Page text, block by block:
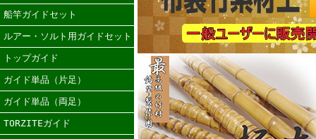
船竿ガイドセット
ルアー・ソルト用ガイドセット
トップガイド
ガイド単品（片足）
ガイド単品（両足）
TORZITEガイド